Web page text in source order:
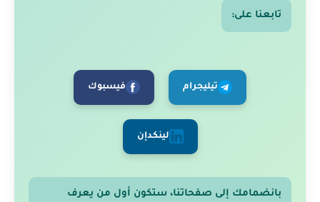
تابعنا على:
تيليجرام فيسبوك
لينكدإن
بانضمامك إلى صفحاتنا، ستكون أول من يعرف